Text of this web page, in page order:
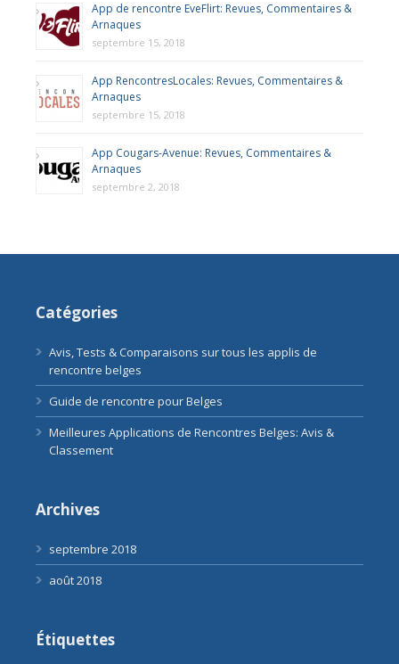
App de rencontre EveFlirt: Revues, Commentaires &
Arnaques
septembre 15, 2018
App RencontresLocales: Revues, Commentaires &
Arnaques
septembre 15, 2018
App Cougars-Avenue: Revues, Commentaires &
Arnaques
septembre 2, 2018
Catégories
Avis, Tests & Comparaisons sur tous les applis de
rencontre belges
Guide de rencontre pour Belges
Meilleures Applications de Rencontres Belges: Avis &
Classement
Archives
septembre 2018
août 2018
Étiquettes